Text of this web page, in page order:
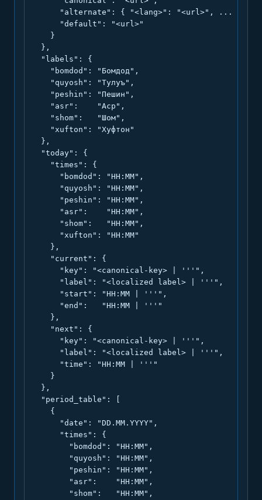
      "alternate": { "<lang>": "<url>", ... },
      "default": "<url>"
    }
  },
  "labels": {
    "bomdod": "Бомдод",
    "quyosh": "Тулуъ",
    "peshin": "Пешин",
    "asr":    "Аср",
    "shom":   "Шом",
    "xufton": "Хуфтон"
  },
  "today": {
    "times": {
      "bomdod": "HH:MM",
      "quyosh": "HH:MM",
      "peshin": "HH:MM",
      "asr":    "HH:MM",
      "shom":   "HH:MM",
      "xufton": "HH:MM"
    },
    "current": {
      "key": "<canonical-key> | '''",
      "label": "<localized label> | '''",
      "start": "HH:MM | '''",
      "end":   "HH:MM | '''"
    },
    "next": {
      "key": "<canonical-key> | '''",
      "label": "<localized label> | '''",
      "time": "HH:MM | '''"
    }
  },
  "period_table": [
    {
      "date": "DD.MM.YYYY",
      "times": {
        "bomdod": "HH:MM",
        "quyosh": "HH:MM",
        "peshin": "HH:MM",
        "asr":    "HH:MM",
        "shom":   "HH:MM",